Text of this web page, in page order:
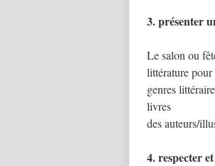
3. présenter
Le salon ou
littérature pour
genres
livres
des auteurs/
4. respecter